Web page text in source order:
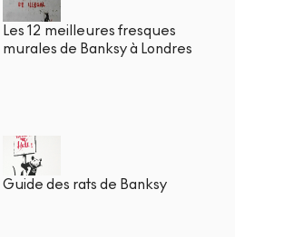
Les 12 meilleures fresques
murales de Banksy à Londres
Guide des rats de Banksy